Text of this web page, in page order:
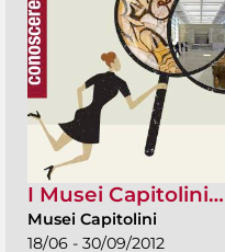
I Musei
Musei Capitolini
18/06 - 30/09/2012